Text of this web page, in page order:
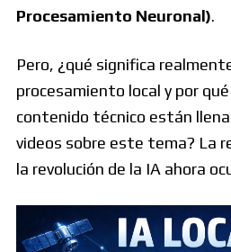
Procesamiento Neuronal).
Pero, ¿qué significa
procesamiento local y por
contenido técnico están
videos sobre este tema? La
la revolución de la IA ahora